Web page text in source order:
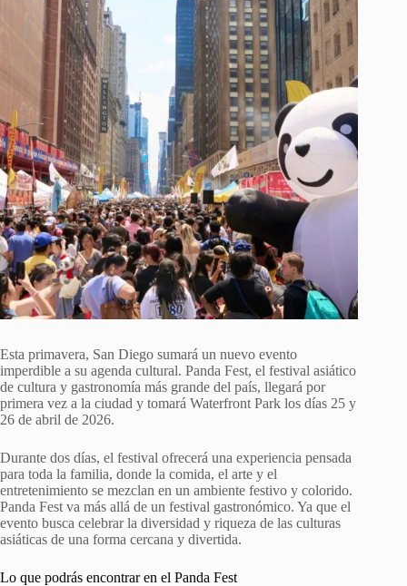
Esta primavera, San Diego sumará un nuevo evento
imperdible a su agenda cultural. Panda Fest, el festival asiático
de cultura y gastronomía más grande del país, llegará por
primera vez a la ciudad y tomará Waterfront Park los días 25 y
26 de abril de 2026.
Durante dos días, el festival ofrecerá una experiencia pensada
para toda la familia, donde la comida, el arte y el
entretenimiento se mezclan en un ambiente festivo y colorido.
Panda Fest va más allá de un festival gastronómico. Ya que el
evento busca celebrar la diversidad y riqueza de las culturas
asiáticas de una forma cercana y divertida.
Lo que podrás encontrar en el Panda Fest